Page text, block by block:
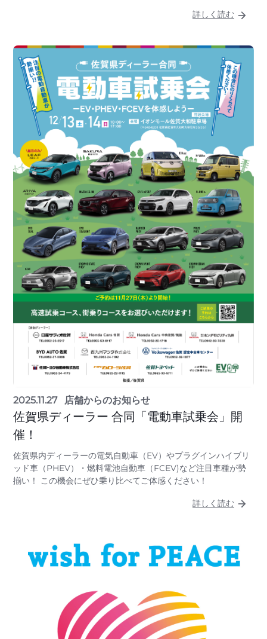
詳しく読む
2025.11.27 店舗からのお知らせ
佐賀県ディーラー 合同「電動車試乗会」開
催！
佐賀県内ディーラーの電気自動車（EV）やプラグインハイブリ
ッド車（PHEV）・燃料電池自動車（FCEV)など注目車種が勢
揃い！ この機会にぜひ乗り比べてご体感ください！
詳しく読む